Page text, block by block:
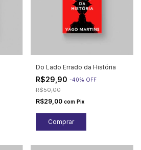
Do Lado Errado da História
R$29,90 -40% OFF
R$50,00
R$29,00 com Pix